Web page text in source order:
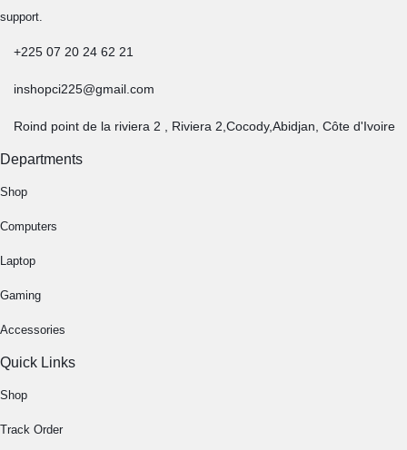
support.
+225 07 20 24 62 21
inshopci225@gmail.com
Roind point de la riviera 2 , Riviera 2,Cocody,Abidjan, Côte d'Ivoire
Departments
Shop
Computers
Laptop
Gaming
Accessories
Quick Links
Shop
Track Order